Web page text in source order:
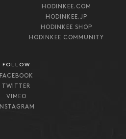
HODINKEE.COM
HODINKEE.JP
HODINKEE SHOP
HODINKEE COMMUNITY
FOLLOW
FACEBOOK
TWITTER
VIMEO
INSTAGRAM